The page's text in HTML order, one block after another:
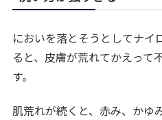
においを落とそうとしてナイ
ると、皮膚が荒れてかえって
す。
肌荒れが続くと、赤み、かゆ